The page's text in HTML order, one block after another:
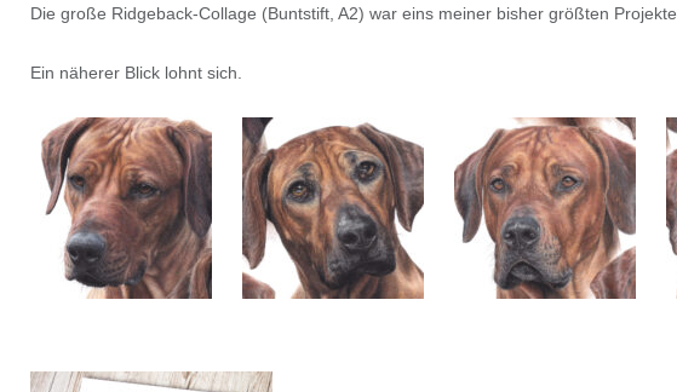
Die große Ridgeback-Collage (Buntstift, A2) war eins meiner bisher größten Projekte.
Ein näherer Blick lohnt sich.